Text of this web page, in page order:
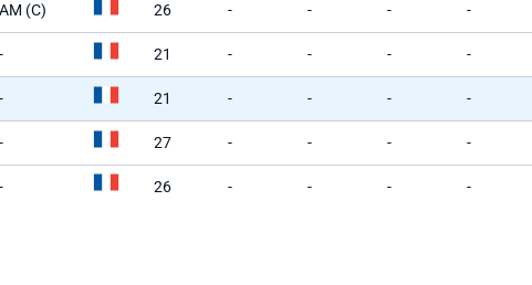
AM (C) 26 - - - -
- 21 - - - -
- 21 - - - -
- 27 - - - -
- 26 - - - -